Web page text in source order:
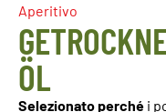
Aperitivo
ÖL
Selezionato perché i